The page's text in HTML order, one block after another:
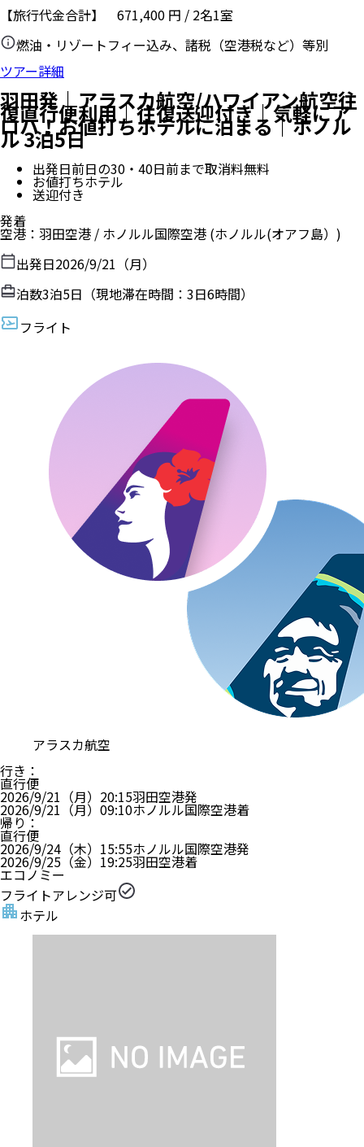
【旅行代金合計】 671,400 円 / 2名1室
燃油・リゾートフィー込み、諸税（空港税など）等別
ツアー詳細
羽田発｜アラスカ航空/ハワイアン航空往
復直行便利用｜往復送迎付き｜気軽にア
ロハ！お値打ちホテルに泊まる｜ホノル
ル 3泊5日
出発日前日の30・40日前まで取消料無料
お値打ちホテル
送迎付き
発着
空港 ： 羽田空港 / ホノルル国際空港 (ホノルル(オアフ島）)
出発日2026/9/21（月）
泊数3泊5日（現地滞在時間： 3日6時間）
フライト
アラスカ航空
行き ：
直行便
2026/9/21（月） 20:15羽田空港発
2026/9/21（月） 09:10ホノルル国際空港着
帰り ：
直行便
2026/9/24（木） 15:55ホノルル国際空港発
2026/9/25（金） 19:25羽田空港着
エコノミー
フライトアレンジ可
ホテル